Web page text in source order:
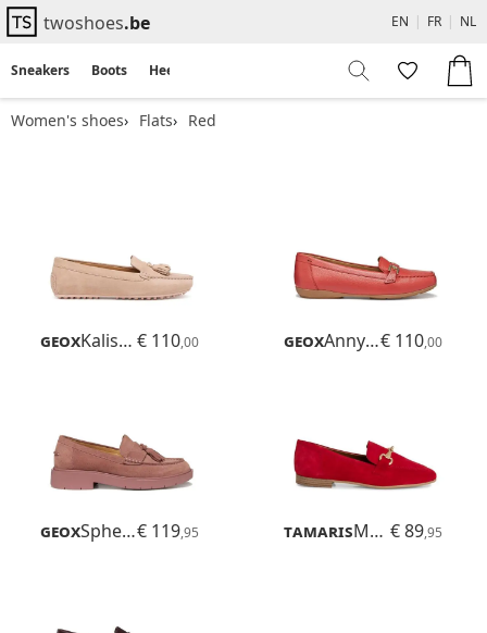
twoshoes.be EN | FR | NL
Sneakers Boots Heels
Women's shoes Flats Red
Geox Kalistena € 110,00 Geox Annytah Moc€ 110,00
Geox Spherica Ec1 B€ 119,95 Tamaris Maybritt € 89,95